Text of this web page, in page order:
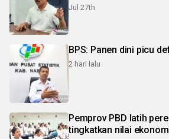
Jul 27th
BPS: Panen dini
2 hari lalu
Pemprov PBD latih
tingkatkan nilai